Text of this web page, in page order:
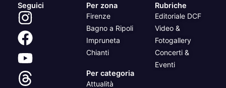
Seguici Per zona
Firenze
Bagno a Ripoli
Impruneta
Chianti
Per categoria
Attualità
Rubriche
Editoriale DCF
Video &
Fotogallery
Concerti &
Eventi